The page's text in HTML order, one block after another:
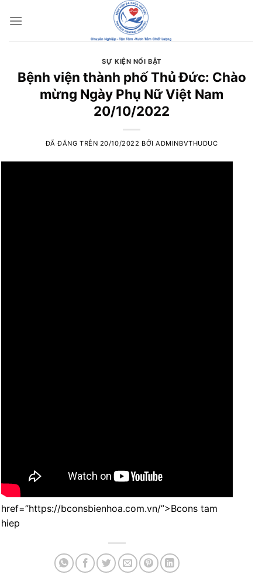
đến
SỰ KIỆN NỔI BẬT
Bệnh viện thành phố Thủ Đức: Chào
mừng Ngày Phụ Nữ Việt Nam
20/10/2022
ĐÃ ĐĂNG TRÊN 20/10/2022 BỞIADMINBVTHUDUC
href=”https://bconsbienhoa.com.vn/”>Bcons tam
hiep